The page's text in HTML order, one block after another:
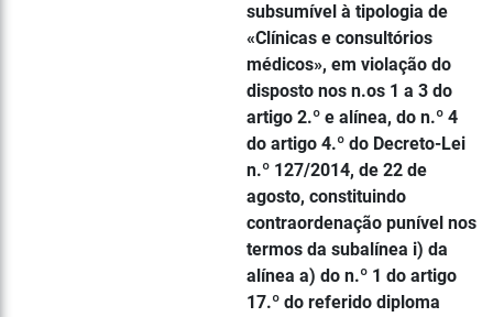
subsumível à tipologia de
«Clínicas e consultórios
médicos», em violação do
disposto nos n.os 1 a 3 do
artigo 2.º e alínea, do n.º 4
do artigo 4.º do Decreto-Lei
n.º 127/2014, de 22 de
agosto, constituindo
contraordenação punível nos
termos da subalínea i) da
alínea a) do n.º 1 do artigo
17.º do referido diploma